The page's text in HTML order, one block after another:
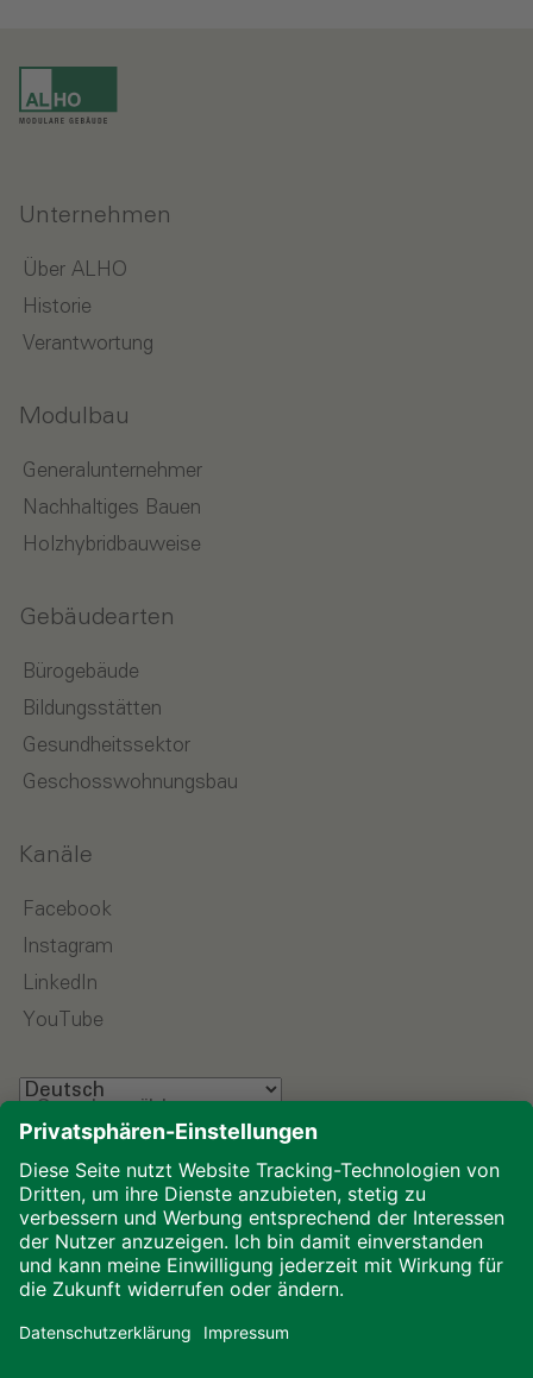
Unternehmen
Über ALHO
Historie
Verantwortung
Modulbau
Generalunternehmer
Nachhaltiges Bauen
Holzhybridbauweise
Gebäudearten
Bürogebäude
Bildungsstätten
Gesundheitssektor
Geschosswohnungsbau
Kanäle
Facebook
Instagram
LinkedIn
YouTube
Impressum
Datenschutz